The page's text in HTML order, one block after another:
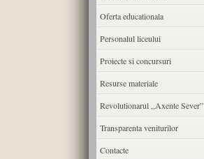
Oferta educationala
Personalul liceului
Proiecte si concursuri
Resurse materiale
Revolutionarul ,,Axente Sever”
Transparenta veniturilor
Contacte